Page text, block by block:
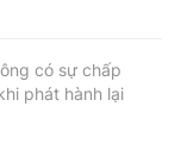
có sự chấp
phát hành lại